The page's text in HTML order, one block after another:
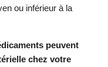
ou inférieur à la
peuvent
chez votre